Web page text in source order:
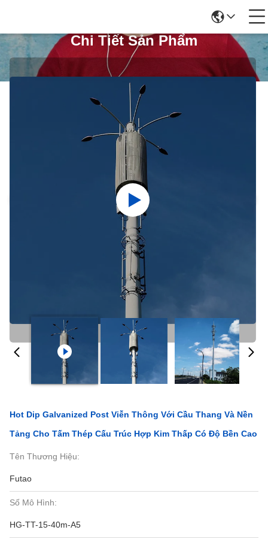
Chi Tiết Sản Phẩm
Hot Dip Galvanized Post Viễn Thông Với Cầu Thang Và Nền
Tảng Cho Tấm Thép Cấu Trúc Hợp Kim Thấp Có Độ Bền Cao
Tên Thương Hiệu:
Futao
Số Mô Hình:
HG-TT-15-40m-A5